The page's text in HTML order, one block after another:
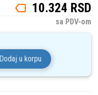
10.324 RSD
sa PDV-om
Dodaj u korpu